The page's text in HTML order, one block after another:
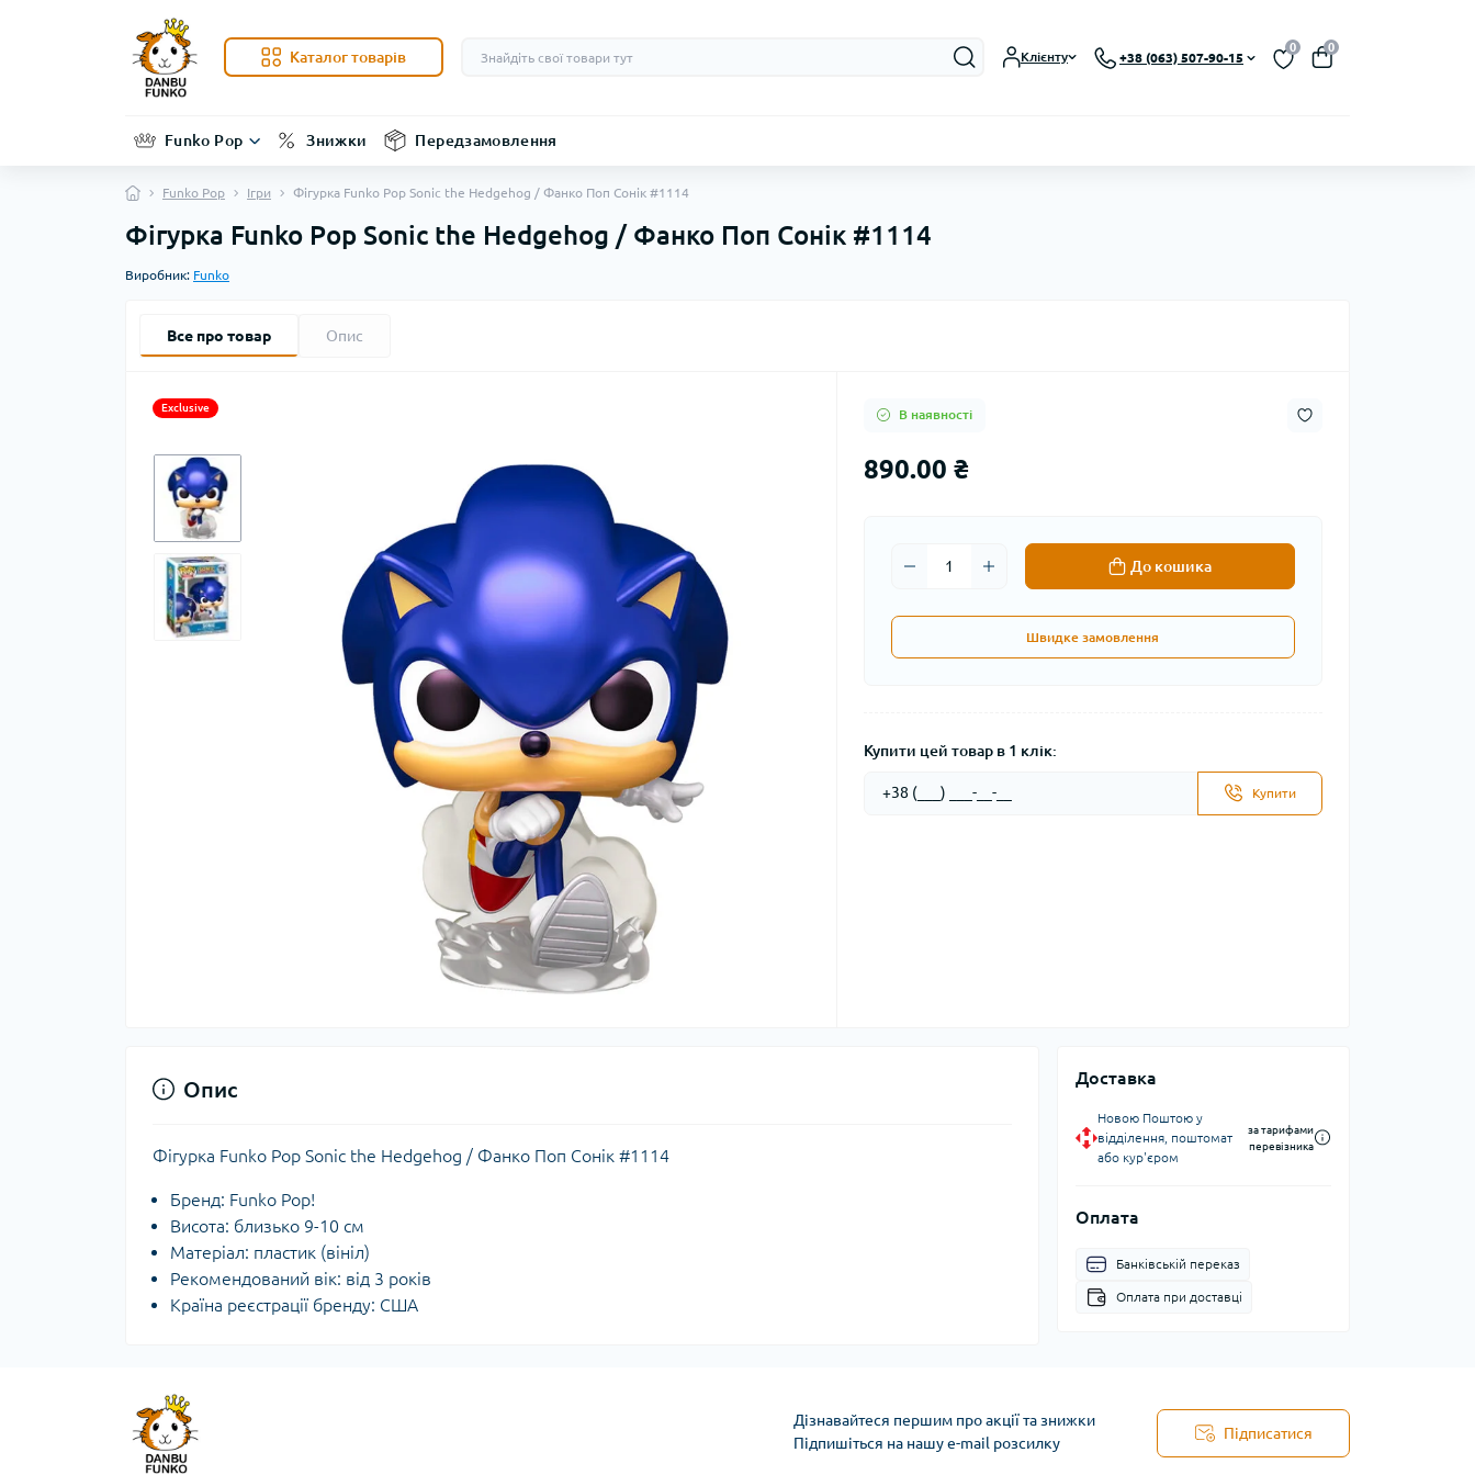
Каталог товарів Клієнту +38 (063) 507-90-15
0 0
Funko Pop Знижки Передзамовлення
Funko Pop Ігри Фігурка Funko Pop Sonic the Hedgehog / Фанко Поп Сонік #1114
Фігурка Funko Pop Sonic the Hedgehog / Фанко Поп Сонік #1114
Виробник: Funko
Все про товар Опис
Exclusive В наявності
890.00 ₴
До кошика
Швидке замовлення
Купити цей товар в 1 клік:
Купити
Доставка
Новою Поштою у
відділення, поштомат
або кур'єром
за тарифами
перевізника
Оплата
Банківській переказ
Оплата при доставці
Опис
Фігурка Funko Pop Sonic the Hedgehog / Фанко Поп Сонік #1114
Бренд: Funko Pop!
Висота: близько 9-10 см
Матеріал: пластик (вініл)
Рекомендований вік: від 3 років
Країна реєстрації бренду: США
Дізнавайтеся першим про акції та знижки
Підпишіться на нашу e-mail розсилку
Підписатися